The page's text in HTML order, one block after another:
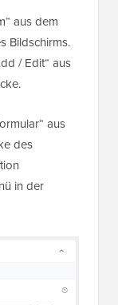
aus dem
Bildschirms.
/ Edit“ aus
aus
des
in der